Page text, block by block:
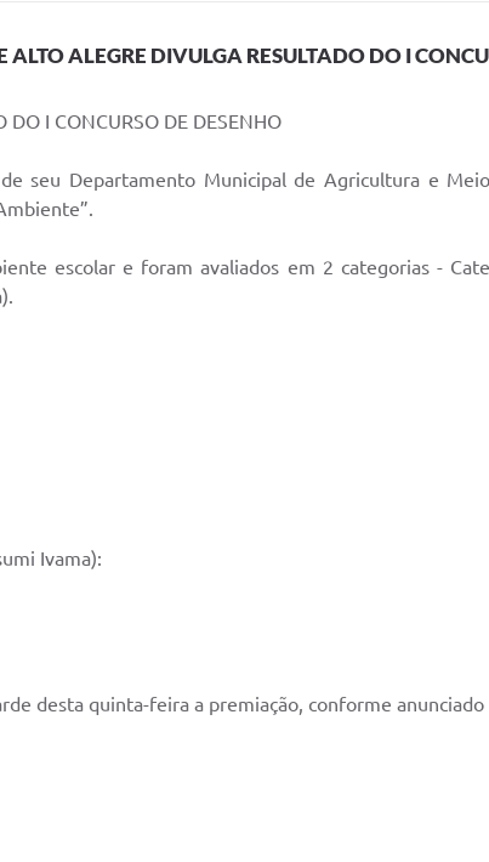
ALTO ALEGRE DIVULGA RESULTADO DO I
DO I CONCURSO DE DESENHO
seu Departamento Municipal de Agricultura e
escolar e foram avaliados em 2 categorias -
Ivama):
desta quinta-feira a premiação, conforme